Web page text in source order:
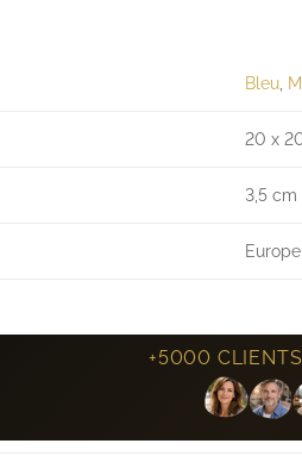
Bleu
20 x
3,5 cm
Europe
+5000